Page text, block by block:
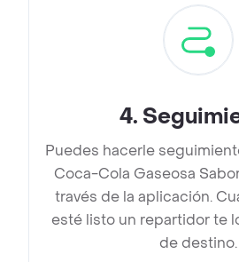
4.
Puedes hacerle
Coca-Cola Gaseosa
través de la aplicación.
esté listo un repartidor te
de destino.